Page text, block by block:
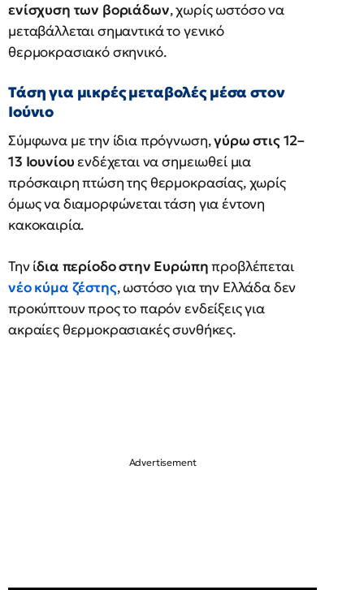
ενίσχυση των βοριάδων, χωρίς ωστόσο να
μεταβάλλεται σημαντικά το γενικό
θερμοκρασιακό σκηνικό.
Τάση για μικρές μεταβολές μέσα στον
Ιούνιο
Σύμφωνα με την ίδια πρόγνωση,γύρω στις 12–
13 Ιουνίουενδέχεται να σημειωθεί μια
πρόσκαιρη πτώση της θερμοκρασίας, χωρίς
όμως να διαμορφώνεται τάση για έντονη
κακοκαιρία.
Την ίδια περίοδο στην Ευρώπηπροβλέπεται
νέο κύμα ζέστης, ωστόσο για την Ελλάδα δεν
προκύπτουν προς το παρόν ενδείξεις για
ακραίες θερμοκρασιακές συνθήκες.